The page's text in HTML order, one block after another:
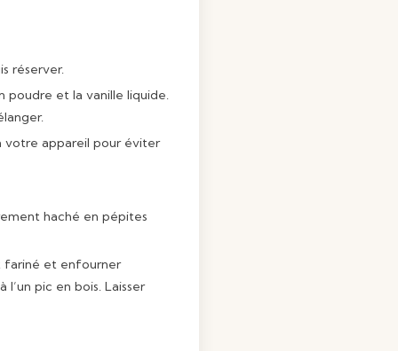
réserver.
et la vanille liquide.
votre appareil pour éviter
haché en pépites
fariné et enfourner
pic en bois. Laisser